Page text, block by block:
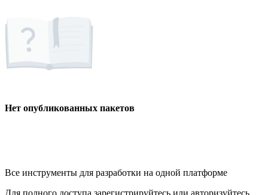
Нет опубликованных пакетов
Все инструменты для разработки на одной платформе
Для полного доступа зарегистрируйтесь или авторизуйтесь